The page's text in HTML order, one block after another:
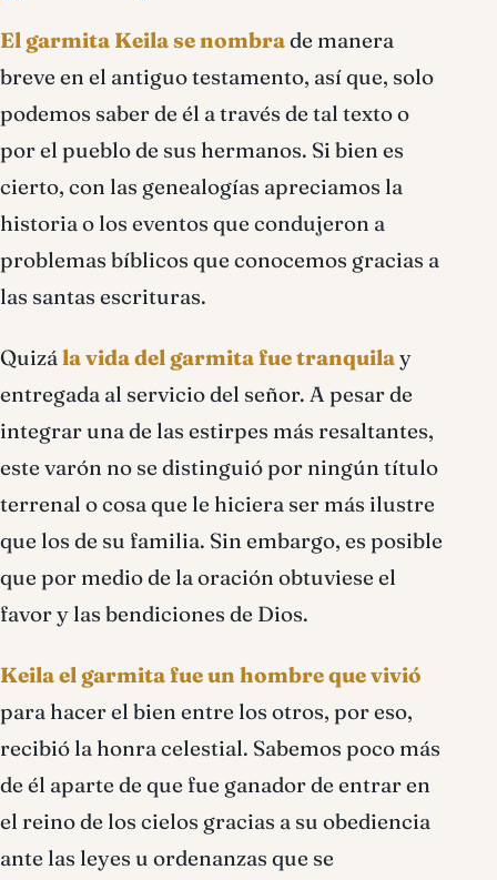
El garmita Keila se nombrade manera
breve en el antiguo testamento, así que, solo
podemos saber de él a través de tal texto o
por el pueblo de sus hermanos. Si bien es
cierto, con las genealogías apreciamos la
historia o los eventos que condujeron a
problemas bíblicos que conocemos gracias a
las santas escrituras.
Quizála vida del garmita fue tranquilay
entregada al servicio del señor. A pesar de
integrar una de las estirpes más resaltantes,
este varón no se distinguió por ningún título
terrenal o cosa que le hiciera ser más ilustre
que los de su familia. Sin embargo, es posible
que por medio de la oración obtuviese el
favor y las bendiciones de Dios.
Keila el garmita fue un hombre que vivió
para hacer el bien entre los otros, por eso,
recibió la honra celestial. Sabemos poco más
de él aparte de que fue ganador de entrar en
el reino de los cielos gracias a su obediencia
ante las leyes u ordenanzas que se